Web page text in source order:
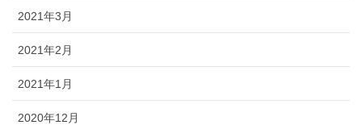
2021年3月
2021年2月
2021年1月
2020年12月